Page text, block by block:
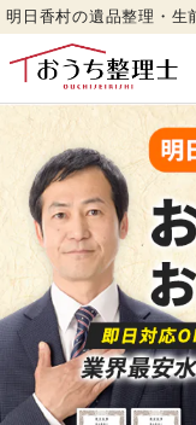
明日香村の遺品整理・生